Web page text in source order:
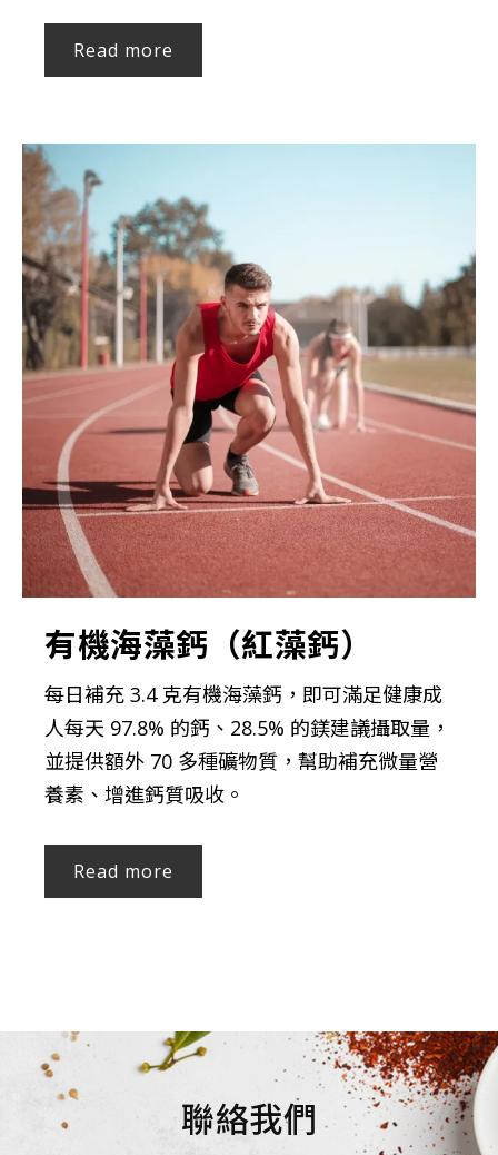
Read more
有機海藻鈣（紅藻鈣）
每日補充 3.4 克有機海藻鈣，即可滿足健康成
人每天 97.8% 的鈣、28.5% 的鎂建議攝取量，
並提供額外 70 多種礦物質，幫助補充微量營
養素、增進鈣質吸收。
Read more
聯絡我們